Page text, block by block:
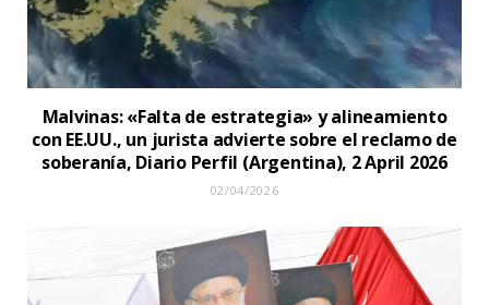
Malvinas: «Falta de estrategia» y alineamiento
con EE.UU., un jurista advierte sobre el reclamo de
soberanía, Diario Perfil (Argentina), 2 April 2026
02/04/2026